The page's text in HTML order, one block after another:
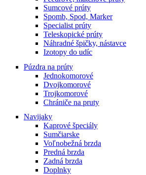
Sumcové prúty
Spomb, Spod, Marker
Specialist prúty
Teleskopické prúty
Náhradné špičky, nástavce
Izotopy do udíc
Púzdra na prúty
Jednokomorové
Dvojkomorové
Trojkomorové
Chrániče na pruty
Navijaky
Kaprové špeciály
Sumčiarske
Voľnobežná brzda
Predná brzda
Zadná brzda
Doplnky